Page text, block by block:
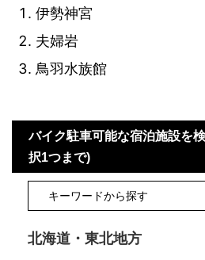
伊勢神宮
夫婦岩
鳥羽水族館
バイク駐車可能な宿泊施設を
択1つまで)
北海道・東北地方